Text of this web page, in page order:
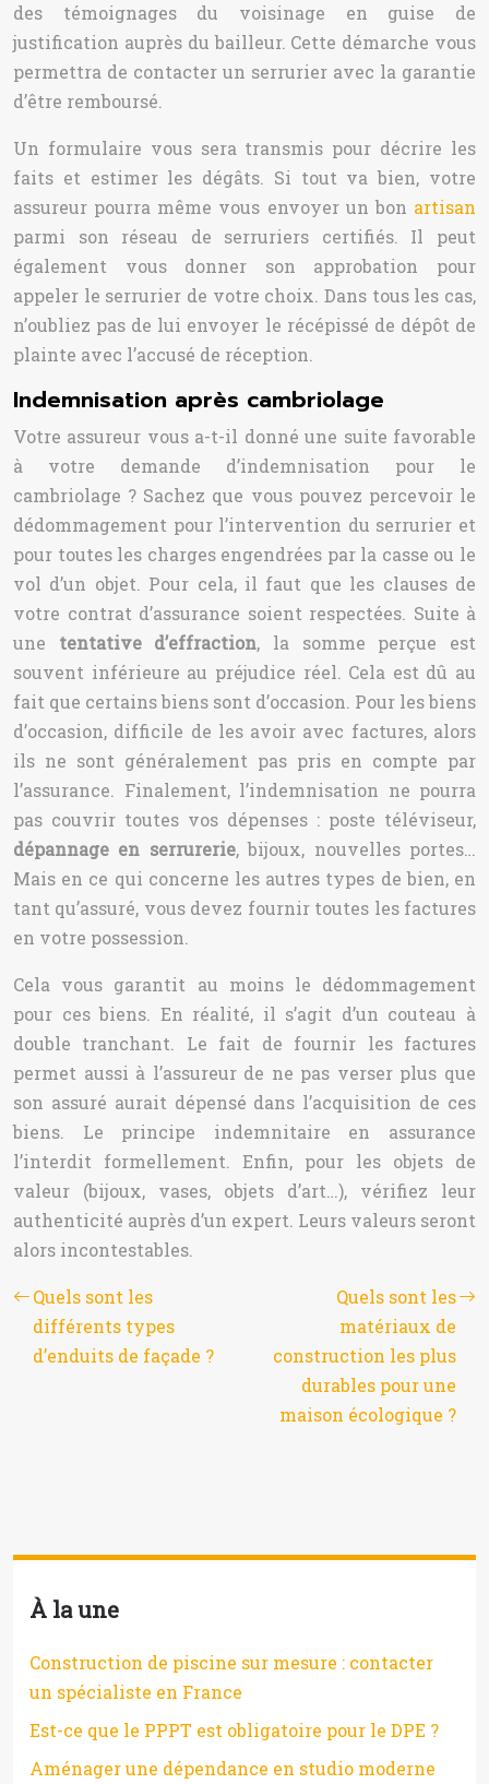
des témoignages du voisinage en guise de
justification auprès du bailleur. Cette démarche vous
permettra de contacter un serrurier avec la garantie
d’être remboursé.
Un formulaire vous sera transmis pour décrire les
faits et estimer les dégâts. Si tout va bien, votre
assureur pourra même vous envoyer un bon artisan
parmi son réseau de serruriers certifiés. Il peut
également vous donner son approbation pour
appeler le serrurier de votre choix. Dans tous les cas,
n’oubliez pas de lui envoyer le récépissé de dépôt de
plainte avec l’accusé de réception.
Indemnisation après cambriolage
Votre assureur vous a-t-il donné une suite favorable
à votre demande d’indemnisation pour le
cambriolage ? Sachez que vous pouvez percevoir le
dédommagement pour l’intervention du serrurier et
pour toutes les charges engendrées par la casse ou le
vol d’un objet. Pour cela, il faut que les clauses de
votre contrat d’assurance soient respectées. Suite à
une tentative d’effraction, la somme perçue est
souvent inférieure au préjudice réel. Cela est dû au
fait que certains biens sont d’occasion. Pour les biens
d’occasion, difficile de les avoir avec factures, alors
ils ne sont généralement pas pris en compte par
l’assurance. Finalement, l’indemnisation ne pourra
pas couvrir toutes vos dépenses : poste téléviseur,
dépannage en serrurerie, bijoux, nouvelles portes…
Mais en ce qui concerne les autres types de bien, en
tant qu’assuré, vous devez fournir toutes les factures
en votre possession.
Cela vous garantit au moins le dédommagement
pour ces biens. En réalité, il s’agit d’un couteau à
double tranchant. Le fait de fournir les factures
permet aussi à l’assureur de ne pas verser plus que
son assuré aurait dépensé dans l’acquisition de ces
biens. Le principe indemnitaire en assurance
l’interdit formellement. Enfin, pour les objets de
valeur (bijoux, vases, objets d’art…), vérifiez leur
authenticité auprès d’un expert. Leurs valeurs seront
alors incontestables.
Quels sont les
différents types
d’enduits de façade ?
Quels sont les
matériaux de
construction les plus
durables pour une
maison écologique ?
À la une
Construction de piscine sur mesure : contacter
un spécialiste en France
Est-ce que le PPPT est obligatoire pour le DPE ?
Aménager une dépendance en studio moderne